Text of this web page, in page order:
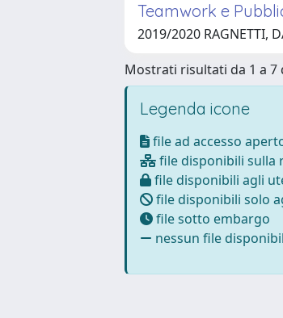
Teamwork e
2019/2020 RAGNETTI,
Mostrati risultati da 1 a 7
Legenda icone
file ad accesso
file disponibili sulla
file disponibili agli
file disponibili solo
file sotto embargo
nessun file